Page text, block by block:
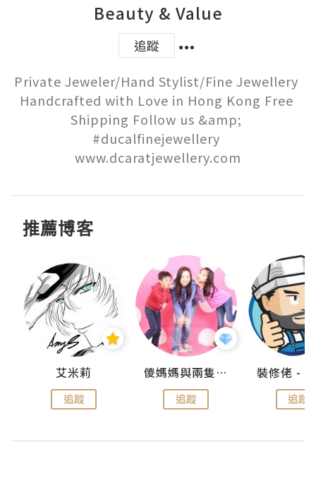
Beauty & Value
追蹤
Private Jeweler/Hand Stylist/Fine Jewellery
Handcrafted with Love in Hong Kong Free
Shipping Follow us &amp;
#ducalfinejewellery
www.dcaratjewellery.com
推薦博客
艾米莉
追蹤
儍媽媽與兩隻小魔怪之家
追蹤 追蹤